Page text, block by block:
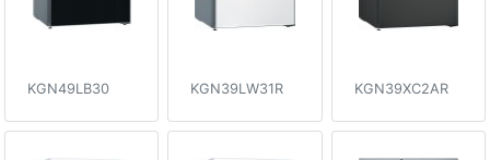
KGN49LB30 KGN39LW31R KGN39XC2AR